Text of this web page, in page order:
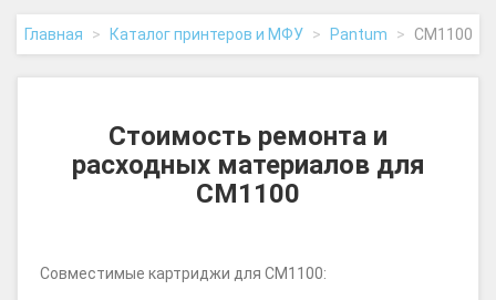
Главная Каталог принтеров и МФУ Pantum CM1100
Стоимость ремонта и
расходных материалов для
CM1100
Совместимые картриджи для CM1100: